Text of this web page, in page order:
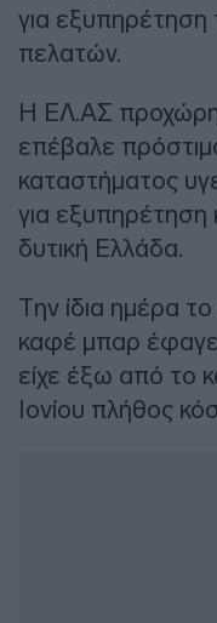
για
πελατών.
Η ΕΛ.ΑΣ
επέβαλε
καταστήματος
για
δυτική Ελλάδα.
Την ίδια ημέρα
καφέ μπαρ
είχε έξω από το
Ιονίου πλήθος